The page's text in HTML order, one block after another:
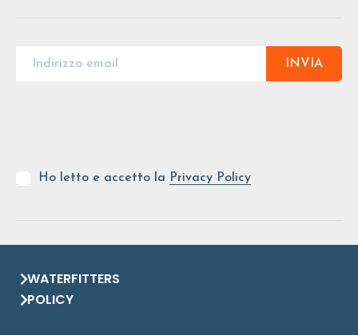
INVIA
Ho letto e accetto la Privacy Policy
WATERFITTERS
POLICY